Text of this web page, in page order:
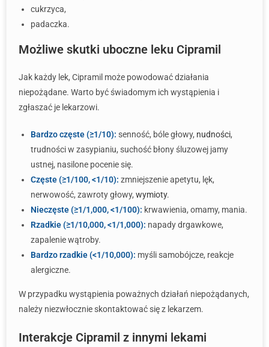
cukrzyca,
padaczka.
Możliwe skutki uboczne leku Cipramil
Jak każdy lek, Cipramil może powodować działania
niepożądane. Warto być świadomym ich wystąpienia i
zgłaszać je lekarzowi.
Bardzo częste (≥1/10): senność, bóle głowy, nudności,
trudności w zasypianiu, suchość błony śluzowej jamy
ustnej, nasilone pocenie się.
Częste (≥1/100, <1/10): zmniejszenie apetytu, lęk,
nerwowość, zawroty głowy, wymioty.
Nieczęste (≥1/1,000, <1/100): krwawienia, omamy, mania.
Rzadkie (≥1/10,000, <1/1,000): napady drgawkowe,
zapalenie wątroby.
Bardzo rzadkie (<1/10,000): myśli samobójcze, reakcje
alergiczne.
W przypadku wystąpienia poważnych działań niepożądanych,
należy niezwłocznie skontaktować się z lekarzem.
Interakcje Cipramil z innymi lekami